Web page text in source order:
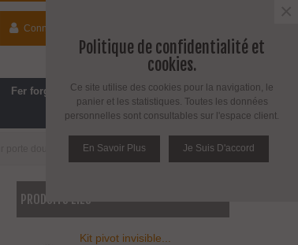
Connecter
Espace PRO / Avantages PRO
Fer forgé
Cuisine, SDB
porte double action en bois poids maxi 100 kg
PRODUITS LIÉS
Kit pivot invisible...
Politique de confidentialité et
cookies.
Ce site utilise des cookies pour la navigation, le
panier et les statistiques. Toutes les données
personnelles sont consultables sur l'espace client.
En Savoir Plus Je Suis D'accord